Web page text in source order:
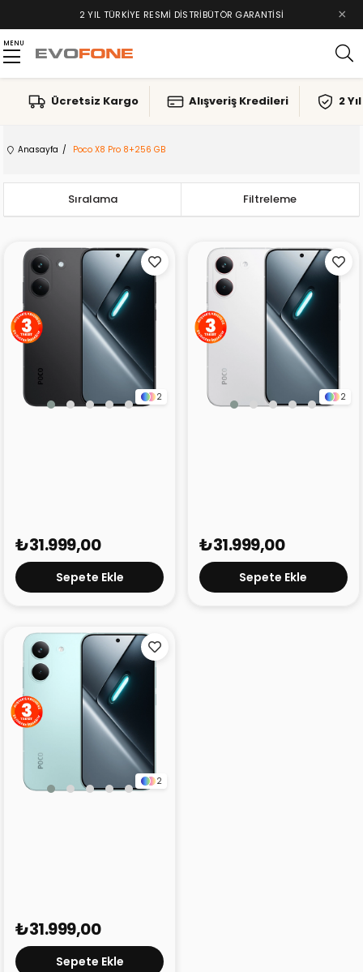
2 YIL TÜRKIYE RESMI DISTRIBÜTÖR GARANTISI ×
MENU
Ücretsiz Kargo Alışveriş Kredileri 2
Anasayfa Poco X8 Pro 8+256 GB
Filtreleme
Sıralama
2
₺31.999,00
Sepete Ekle
2
₺31.999,00
Sepete Ekle
2
₺31.999,00
Sepete Ekle